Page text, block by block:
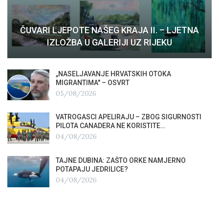
ČUVARI LJEPOTE NAŠEG KRAJA II. – LJETNA
IZLOŽBA U GALERIJI UZ RIJEKU
„NASELJAVANJE HRVATSKIH OTOKA
MIGRANTIMA″ – OSVRT
05/08/2026
VATROGASCI APELIRAJU – ZBOG SIGURNOSTI
PILOTA CANADERA NE KORISTITE…
04/08/2026
TAJNE DUBINA: ZAŠTO ORKE NAMJERNO
POTAPAJU JEDRILICE?
04/08/2026